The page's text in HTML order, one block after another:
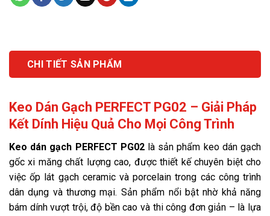
CHI TIẾT SẢN PHẨM
Keo Dán Gạch PERFECT PG02 – Giải Pháp
Kết Dính Hiệu Quả Cho Mọi Công Trình
Keo dán gạch PERFECT PG02là sản phẩm keo dán gạch
gốc xi măng chất lượng cao, được thiết kế chuyên biệt cho
việc ốp lát gạch ceramic và porcelain trong các công trình
dân dụng và thương mại. Sản phẩm nổi bật nhờ khả năng
bám dính vượt trội, độ bền cao và thi công đơn giản – là lựa